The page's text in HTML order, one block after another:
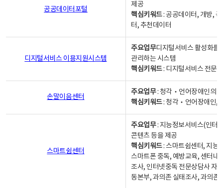
공공데이터포털
제공
핵심키워드: 공공데이터, 개방,
터, 추천데이터
디지털서비스 이용지원시스템
주요업무디지털서비스 활성화를
관리하는 시스템
핵심키워드: 디지털서비스 전문
손말이음센터
주요업무: 청각‧언어장애인의
핵심키워드: 청각‧언어장애인,
스마트쉼센터
주요업무: 지능정보서비스(인터
콘텐츠 등을 제공
핵심키워드: 스마트쉼센터, 지능
스마트폰 중독, 예방교육, 센터내
조사, 인터넷중독 전문상담사 자
동본부, 과의존 실태조사, 과의존